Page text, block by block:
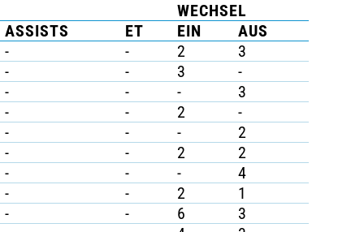
WECHSEL
ASSISTS
ET EIN
AUS
-
- 2
3
-
- 3
-
-
- -
3
-
- 2
-
-
- -
2
-
- 2
2
-
- -
4
-
- 2
1
-
- 6
3